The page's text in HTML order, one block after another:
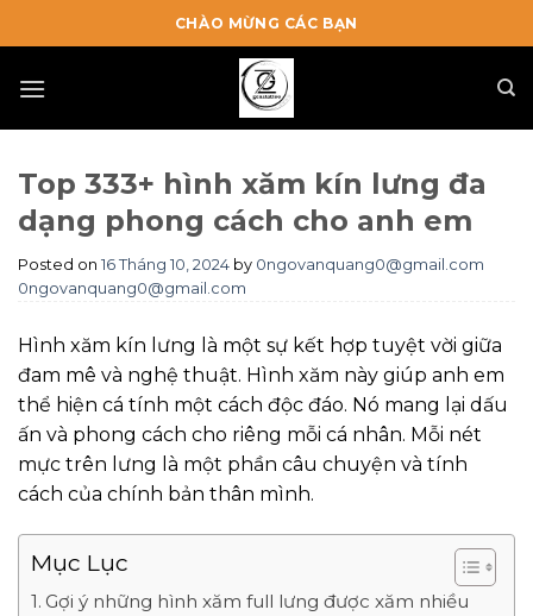
to
CHÀO MỪNG CÁC BẠN
Top 333+ hình xăm kín lưng đa
dạng phong cách cho anh em
Posted on 16 Tháng 10, 2024 by 0ngovanquang0@gmail.com
0ngovanquang0@gmail.com
Hình xăm kín lưng là một sự kết hợp tuyệt vời giữa
đam mê và nghệ thuật. Hình xăm này giúp anh em
thể hiện cá tính một cách độc đáo. Nó mang lại dấu
ấn và phong cách cho riêng mỗi cá nhân. Mỗi nét
mực trên lưng là một phần câu chuyện và tính
cách của chính bản thân mình.
Mục Lục
Gợi ý những hình xăm full lưng được xăm nhiều